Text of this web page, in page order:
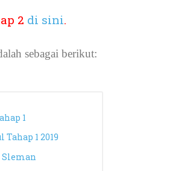
2 di sini.
sebagai berikut:
1
1 2019
Sleman